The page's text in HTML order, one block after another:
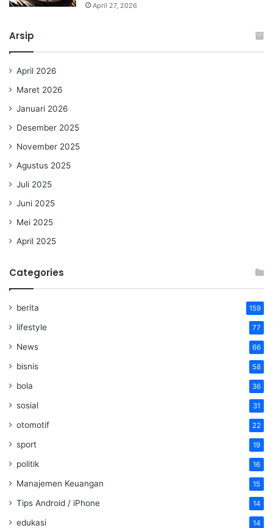
April 27, 2026
Arsip
April 2026
Maret 2026
Januari 2026
Desember 2025
November 2025
Agustus 2025
Juli 2025
Juni 2025
Mei 2025
April 2025
Categories
berita 159
lifestyle 77
News 66
bisnis 58
bola 36
sosial 31
otomotif 22
sport 19
politik 16
Manajemen Keuangan 15
Tips Android / iPhone 14
edukasi 14